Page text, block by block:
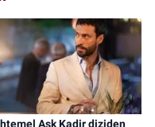
Aşk Kadir diziden